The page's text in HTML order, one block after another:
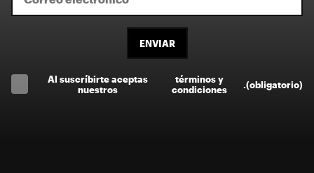
ENVIAR
Al suscríbirte aceptas
nuestros
términos y
condiciones
(obligatorio)